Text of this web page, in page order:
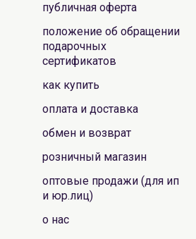
публичная оферта
положение об обращении
подарочных
сертификатов
как купить
оплата и доставка
обмен и возврат
розничный магазин
оптовые продажи (для ип
и юр.лиц)
о нас